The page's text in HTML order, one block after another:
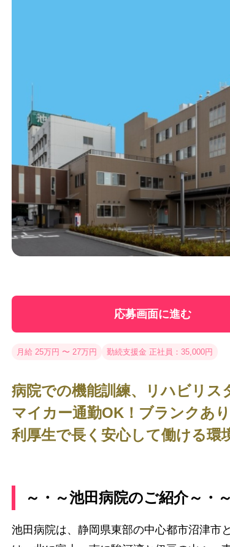
応募画面に進む
月給 25万円 〜 27万円 勤続支援金 正社員：35,000円
病院での機能訓練、リハビリ
マイカー通勤OK！ブランクあ
利厚生で長く安心して働ける環
～・～池田病院のご紹介～・～
池田病院は、静岡県東部の中心都市沼津市